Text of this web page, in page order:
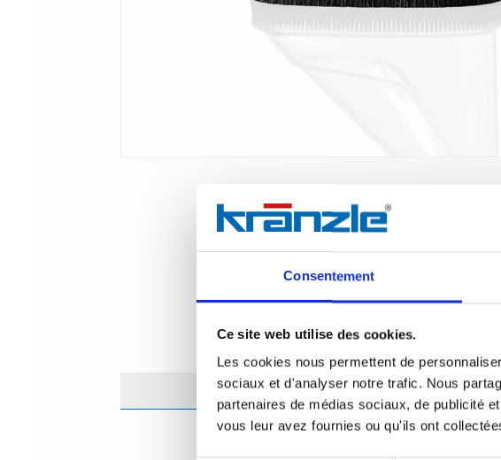
Consentement
Ce site web utilise des cookies.
Les cookies nous permettent de
sociaux et d'analyser notre trafic. Nous
partenaires de médias sociaux, de publicité
vous leur avez fournies ou qu'ils ont